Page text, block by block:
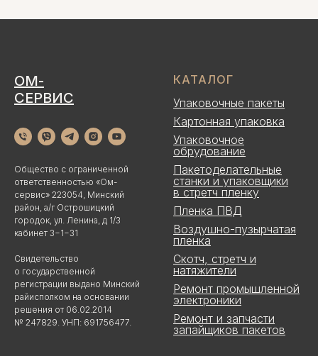
ОМ-
СЕРВИС
Общество с ограниченной
ответственностью «Ом-
сервис» 223054, Минский
район, а/г Острошицкий
городок, ул. Ленина, д 1/3
кабинет 3−1−31
Свидетельство
о государственной
регистрации выдано Минский
райисполком на основании
решения от 06.02.2014
№ 247829. УНП: 691756477.
КАТАЛОГ
Упаковочные пакеты
Картонная упаковка
Упаковочное
обрудование
Пакетоделательные
станки и упаковщики
в стретч пленку
Пленка ПВД
Воздушно-пузырчатая
пленка
Скотч, стретч и
натяжители
Ремонт промышленной
электроники
Ремонт и запчасти
запайщиков пакетов